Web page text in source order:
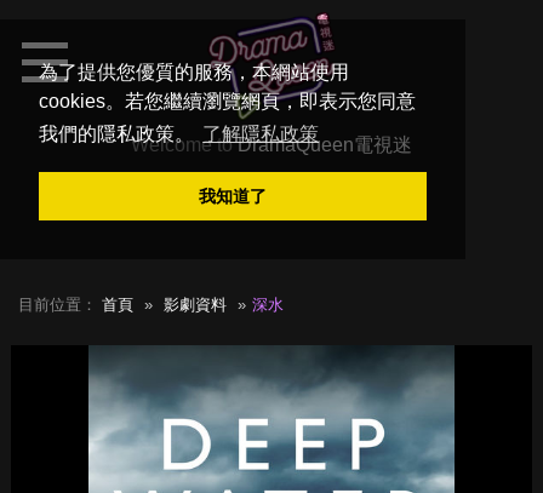
為了提供您優質的服務，本網站使用
cookies。若您繼續瀏覽網頁，即表示您同意
我們的隱私政策。
了解隱私政策
我知道了
Welcome toDramaQueen電視迷
目前位置： 首頁 影劇資料 深水